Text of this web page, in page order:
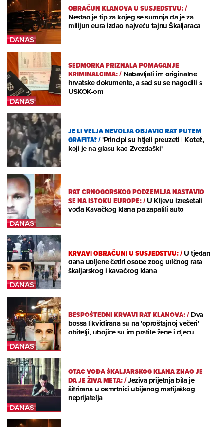
OBRAČUN KLANOVA U SUSJEDSTVU:/
Nestao je tip za kojeg se sumnja da je za
milijun eura izdao najveću tajnu Škaljaraca
SEDMORKA PRIZNALA POMAGANJE
KRIMINALCIMA:/Nabavljali im originalne
hrvatske dokumente, a sad su se nagodili s
USKOK-om
JE LI VELJA NEVOLJA OBJAVIO RAT PUTEM
GRAFITA?/'Principi su htjeli preuzeti i Kotež,
koji je na glasu kao Zvezdaški'
RAT CRNOGORSKOG PODZEMLJA NASTAVIO
SE NA ISTOKU EUROPE:/U Kijevu izrešetali
vođa Kavačkog klana pa zapalili auto
KRVAVI OBRAČUNI U SUSJEDSTVU:/U tjedan
dana ubijene četiri osobe zbog uličnog rata
škaljarskog i kavačkog klana
BESPOŠTEDNI KRVAVI RAT KLANOVA:/Dva
bossa likvidirana su na 'oproštajnoj večeri'
obitelji, ubojice su im pratile žene i djecu
OTAC VOĐA ŠKALJARSKOG KLANA ZNAO JE
DA JE ŽIVA META:/Jeziva prijetnja bila je
šifrirana u osmrtnici ubijenog mafijaškog
neprijatelja